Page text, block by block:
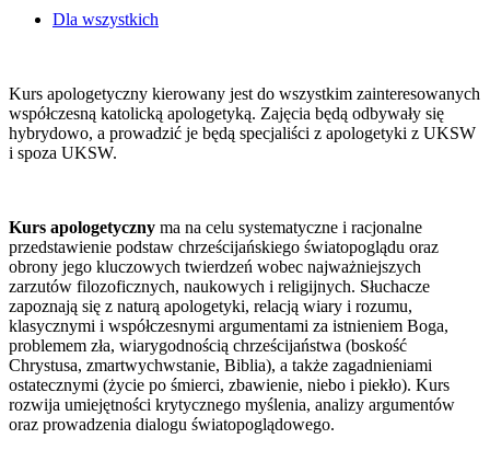
Dla wszystkich
Kurs apologetyczny kierowany jest do wszystkim zainteresowanych
współczesną katolicką apologetyką. Zajęcia będą odbywały się
hybrydowo, a prowadzić je będą specjaliści z apologetyki z UKSW
i spoza UKSW.
Kurs apologetyczny ma na celu systematyczne i racjonalne
przedstawienie podstaw chrześcijańskiego światopoglądu oraz
obrony jego kluczowych twierdzeń wobec najważniejszych
zarzutów filozoficznych, naukowych i religijnych. Słuchacze
zapoznają się z naturą apologetyki, relacją wiary i rozumu,
klasycznymi i współczesnymi argumentami za istnieniem Boga,
problemem zła, wiarygodnością chrześcijaństwa (boskość
Chrystusa, zmartwychwstanie, Biblia), a także zagadnieniami
ostatecznymi (życie po śmierci, zbawienie, niebo i piekło). Kurs
rozwija umiejętności krytycznego myślenia, analizy argumentów
oraz prowadzenia dialogu światopoglądowego.